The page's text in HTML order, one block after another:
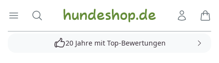
Menü öffnen
Suche Hundeshop.de
20 Jahre mit Top-Bewertungen